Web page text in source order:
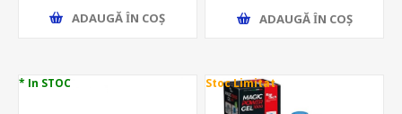
ADAUGĂ ȊN COŞ ADAUGĂ ȊN COŞ
* In STOC Stoc Limitat